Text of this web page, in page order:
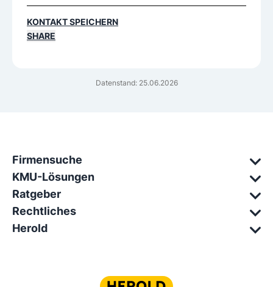
Datenstand: 25.06.2026
KONTAKT SPEICHERN
SHARE
Firmensuche
KMU-Lösungen
Ratgeber
Rechtliches
Herold